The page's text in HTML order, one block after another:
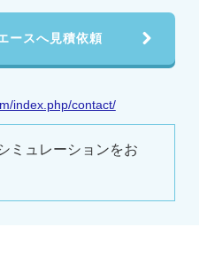
ースへ見積依頼
index.php/contact/
ミュレーションをお